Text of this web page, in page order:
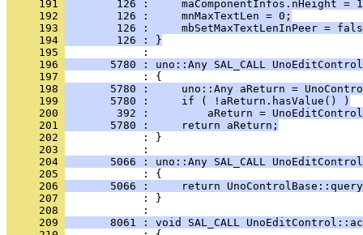
     191
126 :     maComponentInfos.nHeight =
     192
        126 :     mnMaxTextLen = 0;
     193
126 :     mbSetMaxTextLenInPeer =
     194
        126 : }
     195
     196
5780 : uno::Any SAL_CALL
     197
     198
5780 :     uno::Any aReturn =
     199
       5780 :     if ( !aReturn.hasValue() )
     200
392 :         aReturn =
     201
       5780 :     return aReturn;
     202
            : }
     203
     204
5066 : uno::Any SAL_CALL
     205
     206
5066 :     return
     207
            : }
     208
     209
8061 : void SAL_CALL